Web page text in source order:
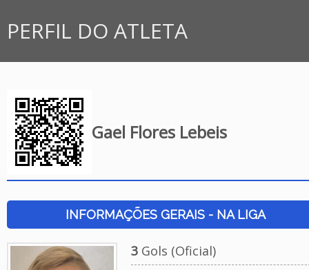
PERFIL DO ATLETA
Gael Flores Lebeis
INFORMAÇÕES GERAIS - NA LIGA
3Gols (Oficial)